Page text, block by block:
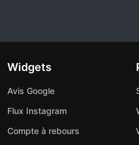
Widgets
Avis Google
Flux Instagram
Compte à rebours